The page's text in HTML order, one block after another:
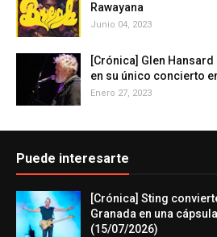
Rawayana
Junio 04, 2023
[Crónica] Glen
en su único concierto
Enero 27, 2023
Puede interesarte
[Crónica] Sting
Granada en una
(15/07/2026)